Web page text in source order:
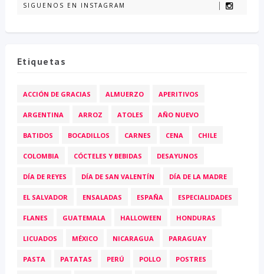
SIGUENOS EN INSTAGRAM
Etiquetas
ACCIÓN DE GRACIAS ALMUERZO APERITIVOS
ARGENTINA ARROZ ATOLES AÑO NUEVO
BATIDOS BOCADILLOS CARNES CENA CHILE
COLOMBIA CÓCTELES Y BEBIDAS DESAYUNOS
DÍA DE REYES DÍA DE SAN VALENTÍN DÍA DE LA MADRE
EL SALVADOR ENSALADAS ESPAÑA ESPECIALIDADES
FLANES GUATEMALA HALLOWEEN HONDURAS
LICUADOS MÉXICO NICARAGUA PARAGUAY
PASTA PATATAS PERÚ POLLO POSTRES